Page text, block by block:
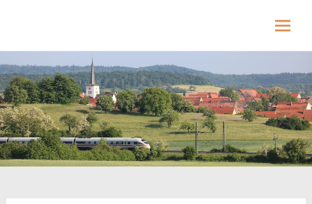
Hellmitzheim.de – fränkisches Dorf am Rande
Skip
content